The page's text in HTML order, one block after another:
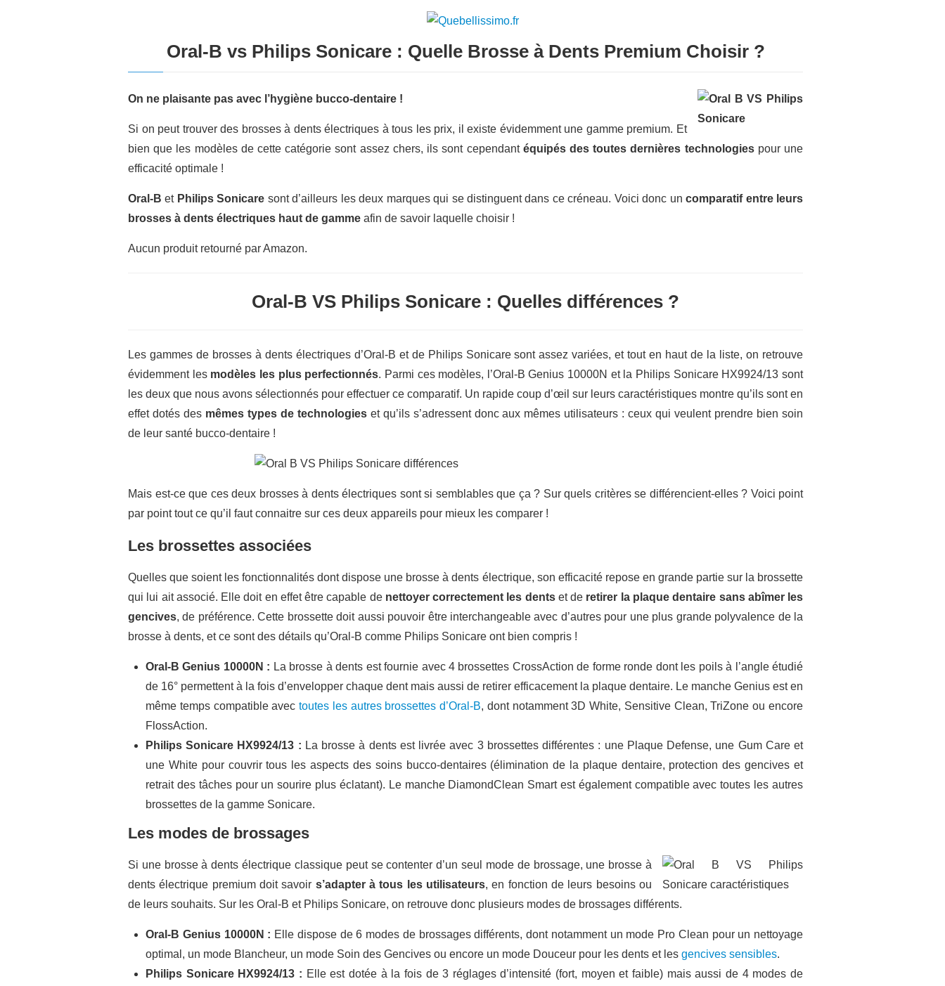
Oral-B vs Philips Sonicare : Quelle Brosse à Dents Premium Choisir ?
On ne plaisante pas avec l’hygiène bucco-dentaire !
Si on peut trouver des brosses à dents électriques à tous les prix, il existe évidemment une gamme premium. Et
bien que les modèles de cette catégorie sont assez chers, ils sont cependant équipés des toutes dernières technologiespour une
efficacité optimale !
Oral-B et Philips Sonicare sont d’ailleurs les deux marques qui se distinguent dans ce créneau. Voici donc uncomparatif entre leurs
brosses à dents électriques haut de gamme afin de savoir laquelle choisir !
Aucun produit retourné par Amazon.
Oral-B VS Philips Sonicare : Quelles différences ?
Les gammes de brosses à dents électriques d’Oral-B et de Philips Sonicare sont assez variées, et tout en haut de la liste, on retrouve
évidemment les modèles les plus perfectionnés. Parmi ces modèles, l’Oral-B Genius 10000N et la Philips Sonicare HX9924/13 sont
les deux que nous avons sélectionnés pour effectuer ce comparatif. Un rapide coup d’œil sur leurs caractéristiques montre qu’ils sont en
effet dotés des mêmes types de technologieset qu’ils s’adressent donc aux mêmes utilisateurs : ceux qui veulent prendre bien soin
de leur santé bucco-dentaire !
Mais est-ce que ces deux brosses à dents électriques sont si semblables que ça ? Sur quels critères se différencient-elles ? Voici point
par point tout ce qu’il faut connaitre sur ces deux appareils pour mieux les comparer !
Les brossettes associées
Quelles que soient les fonctionnalités dont dispose une brosse à dents électrique, son efficacité repose en grande partie sur la brossette
qui lui ait associé. Elle doit en effet être capable de nettoyer correctement les dentset de retirer la plaque dentaire sans abîmer les
gencives, de préférence. Cette brossette doit aussi pouvoir être interchangeable avec d’autres pour une plus grande polyvalence de la
brosse à dents, et ce sont des détails qu’Oral-B comme Philips Sonicare ont bien compris !
Oral-B Genius 10000N : La brosse à dents est fournie avec 4 brossettes CrossAction de forme ronde dont les poils à l’angle étudié
de 16° permettent à la fois d’envelopper chaque dent mais aussi de retirer efficacement la plaque dentaire. Le manche Genius est en
même temps compatible avectoutes les autres brossettes d’Oral-B, dont notamment 3D White, Sensitive Clean, TriZone ou encore
FlossAction.
Philips Sonicare HX9924/13 : La brosse à dents est livrée avec 3 brossettes différentes : une Plaque Defense, une Gum Care et
une White pour couvrir tous les aspects des soins bucco-dentaires (élimination de la plaque dentaire, protection des gencives et
retrait des tâches pour un sourire plus éclatant). Le manche DiamondClean Smart est également compatible avec toutes les autres
brossettes de la gamme Sonicare.
Les modes de brossages
Si une brosse à dents électrique classique peut se contenter d’un seul mode de brossage, une brosse à
dents électrique premium doit savoir s’adapter à tous les utilisateurs, en fonction de leurs besoins ou
de leurs souhaits. Sur les Oral-B et Philips Sonicare, on retrouve donc plusieurs modes de brossages différents.
Oral-B Genius 10000N : Elle dispose de 6 modes de brossages différents, dont notamment un mode Pro Clean pour un nettoyage
optimal, un mode Blancheur, un mode Soin des Gencives ou encore un mode Douceur pour les dents et les gencives sensibles.
Philips Sonicare HX9924/13 : Elle est dotée à la fois de 3 réglages d’intensité (fort, moyen et faible) mais aussi de 4 modes de